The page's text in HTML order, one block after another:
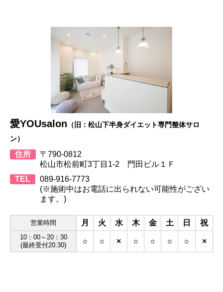
愛YOUsalon （旧：松山下半身ダイエット専門整体サロ
ン）
住所
〒790-0812
松山市松前町3丁目1-2 門田ビル１Ｆ
TEL
089-916-7773
(※施術中はお電話に出られない可能性がござい
ます。)
営業時間 月 火 水 木 金 土 日 祝
10：00～20：30
(最終受付20:30)
○ ○ × ○ ○ ○ ○ ×